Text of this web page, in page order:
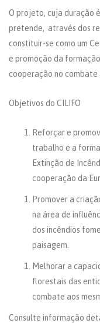
O projeto, cuja duração
pretende, através dos
constituir-se como um
e promoção da
cooperação no combate
Objetivos do CILIFO
Reforçar e
trabalho e a
Extinção de
cooperação da
Promover a
na área de
dos incêndios
paisagem.
Melhorar a
florestais das
combate aos
Consulte informação